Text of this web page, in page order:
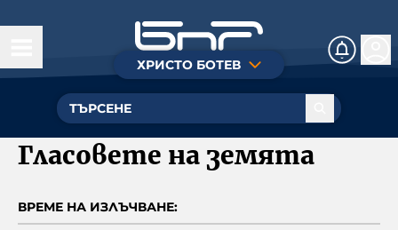
ХРИСТО БОТЕВ
Днес
Култура
Музика
Общество
Гласовете на земята
ВРЕМЕ НА ИЗЛЪЧВАНЕ: